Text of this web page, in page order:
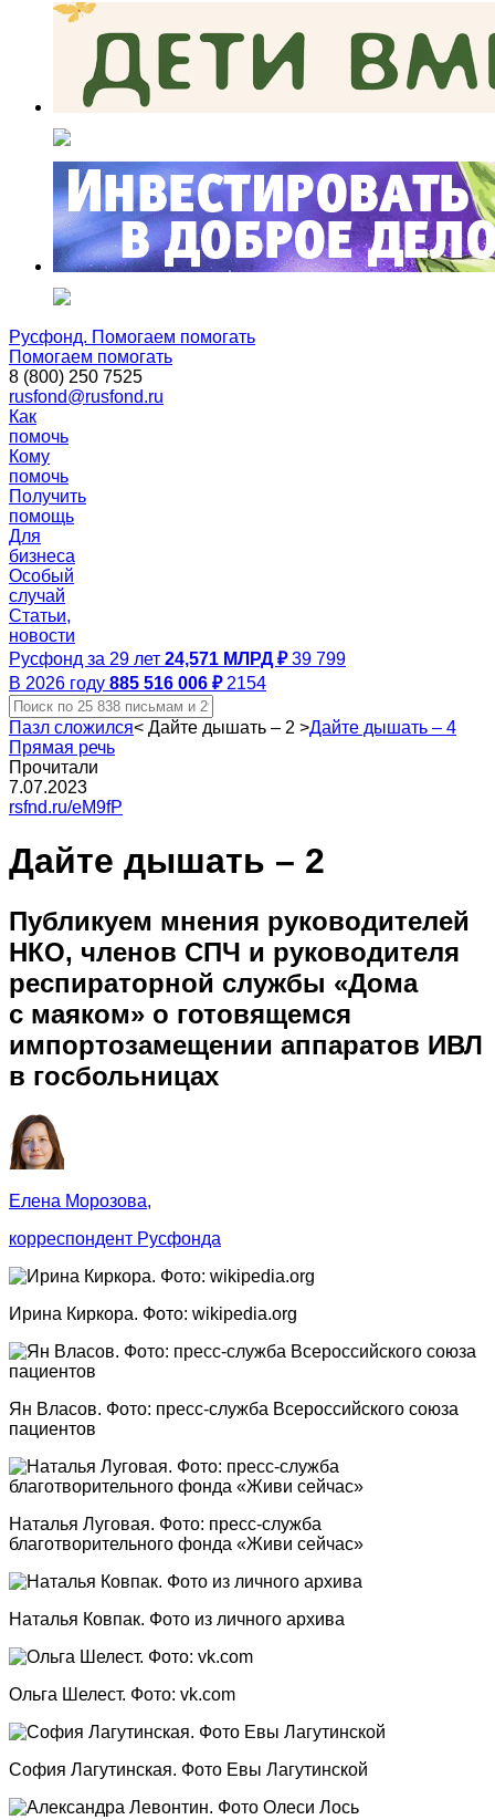
Русфонд. Помогаем помогать
Помогаем помогать
8 (800) 250 7525
rusfond@rusfond.ru
Как
помочь
Кому
помочь
Получить
помощь
Для
бизнеса
Особый
случай
Статьи,
новости
Русфонд за 29 лет 24,571 МЛРД ₽ 39 799
В 2026 году 885 516 006 ₽ 2154
Пазл сложился< Дайте дышать – 2 >Дайте дышать – 4
Прямая речь
Прочитали
7.07.2023
rsfnd.ru/eM9fP
Дайте дышать – 2
Публикуем мнения руководителей
НКО, членов СПЧ и руководителя
респираторной службы «Дома
с маяком» о готовящемся
импортозамещении аппаратов ИВЛ
в госбольницах
Елена Морозова,
корреспондент Русфонда
Ирина Киркора. Фото: wikipedia.org
Ян Власов. Фото: пресс-служба Всероссийского союза
пациентов
Наталья Луговая. Фото: пресс-служба
благотворительного фонда «Живи сейчас»
Наталья Ковпак. Фото из личного архива
Ольга Шелест. Фото: vk.соm
София Лагутинская. Фото Евы Лагутинской